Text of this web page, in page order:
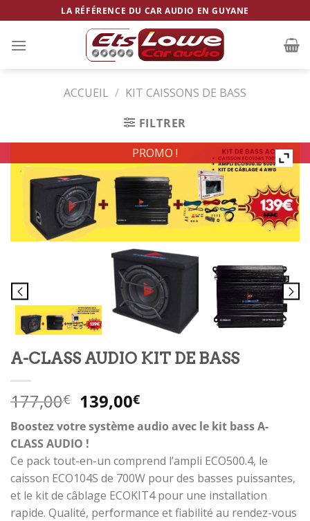
to
content
LA RÉFÉRENCE DU CAR AUDIO EN GUYANE
ACCUEIL / KIT CAISSONS DE BASS
FILTRER
PROMO !
A-CLASS AUDIO KIT DE BASS
177,00€ Le
prix
initial
était :
177,00€.
139,00€Le
prix
actuel
139,00€.
Boostez votre système audio avec le kit bass A-
CLASS AUDIO !
Ce pack tout-en-un comprend l’ampli ECO500.4, le
caisson ECO104S de 700W pour des basses puissantes,
et le kit de câblage ECOKIT4 pour une installation
rapide. Qualité, performance et fiabilité au rendez-vous